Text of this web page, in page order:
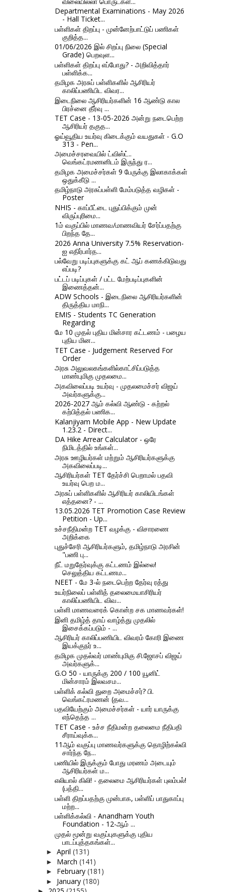
Departmental Examinations - May 2026
- Hall Ticket...
பள்ளிகள் திறப்பு - முன்னேற்பாட்டுப் பணிகள்
குறித்த...
01/06/2026 இல் சிறப்பு நிலை (Special
Grade) பெறவுள...
பள்ளிகள் திறப்பு எப்போது? - அறிவித்தார்
பள்ளிக்க...
தமிழக அரசுப் பள்ளிகளில் ஆசிரியர்
காலிப்பணியிட விவர...
இடைநிலை ஆசிரியர்களின் 16 ஆண்டு கால
பிரச்னை தீர்வு ...
TET Case - 13-05-2026 அன்று நடைபெற்ற
ஆசிரியர் தகுத...
ஓய்வூதிய உயர்வு கிடைக்கும் வயதுகள் - G.O
313 - Pen...
அமைச்சரவையில் ட்விஸ்ட்..
வெங்கட்ரமணனிடம் இருந்து ர...
தமிழக அமைச்சர்கள் 9 பேருக்கு இலாகாக்கள்
ஒதுக்கீடு ...
தமிழ்நாடு அரசுப்பள்ளி மேம்படுத்த வழிகள் -
Poster
NHIS - காப்பீட்டை புதுப்பிக்கும் முன்
விருப்புரிமை...
1ம் வகுப்பில் மாணவ/மாணவியர் சேர்ப்பதற்கு
பிறந்த தே...
2026 Anna University 7.5% Reservation-
ஐ எதிர்பார்த...
பல்வேறு படிப்புகளுக்கு கட் ஆப் கணக்கிடுவது
எப்படி?
பட்டப் படிப்புகள் / பட்ட மேற்படிப்புகளின்
இணைத்தன்...
ADW Schools - இடைநிலை ஆசிரியர்களின்
திருத்திய மாநி...
EMIS - Students TC Generation
Regarding
மே 10 முதல் புதிய மின்சார கட்டணம் - பழைய
புதிய மின...
TET Case - Judgement Reserved For
Order
அரசு அலுவலகங்களில்காட்சிப்படுத்த
மாண்புமிகு முதலமை...
அகவிலைப்படி உயர்வு - முதலமைச்சர் விஜய்
அவர்களுக்கு...
2026-2027 ஆம் கல்வி ஆண்டு - கற்றல்
கற்பித்தல் பணிக...
Kalanjiyam Mobile App - New Update
1.23.2 - Direct...
DA Hike Arrear Calculator - ஒரே
நிமிடத்தில் உங்கள்...
அரசு ஊழியர்கள் மற்றும் ஆசிரியர்களுக்கு
அகவிலைப்படி...
ஆசிரியர்கள் TET தேர்ச்சி பெறாமல் பதவி
உயர்வு பெற ம...
அரசுப் பள்ளிகளில் ஆசிரியர் காலியிடங்கள்
எத்தனை? - ...
13.05.2026 TET Promotion Case Review
Petition - Up...
உச்சநீதிமன்ற TET வழக்கு - விசாரணை
அறிக்கை
புதுச்சேரி ஆசிரியர்களும், தமிழ்நாடு அரசின்
"பணி பு...
நீட் மறுதேர்வுக்கு கட்டணம் இல்லை!
செலுத்திய கட்டணம...
NEET - மே 3-ல் நடைபெற்ற தேர்வு ரத்து
உயர்நிலைப் பள்ளித் தலைமையாசிரியர்
காலிப்பணியிட விவ...
பள்ளி மாணவரைக் கொன்ற சக மாணவர்கள்!
இனி தமிழ்த் தாய் வாழ்த்து முதலில்
இசைக்கப்படும் - ...
ஆசிரியர் காலிப்பணியிட விவரம் கோரி இணை
இயக்குநர் உ...
தமிழக முதல்வர் மாண்புமிகு சி.ஜோசப் விஜய்
அவர்களுக்...
G.O 50 - யாருக்கு 200 / 100 யூனிட்
மின்சாரம் இலவசம...
பள்ளிக் கல்வி துறை அமைச்சர்? பி.
வெங்கட்ரமணன் (தவ...
பதவியேற்கும் அமைச்சர்கள் - யார் யாருக்கு
எந்தெந்த ...
TET Case - உச்ச நீதிமன்ற தலைமை நீதிபதி
சீராய்வுக்க...
11ஆம் வகுப்பு மாணவர்களுக்கு தொழிற்கல்வி
சார்ந்த நே...
பணியில் இருக்கும் போது மரணம் அடையும்
ஆசிரியர்கள் ம...
எலியால் கிலி! - தலைமை ஆசிரியர்கள் புலம்பல்!
(பத்தி...
பள்ளி திறப்பதற்கு முன்பாக, பள்ளிப் பாதுகாப்பு
மற்ற...
பள்ளிக்கல்வி - Anandham Youth
Foundation - 12-ஆம் ...
முதல் மூன்று வகுப்புகளுக்கு புதிய
பாடப்புத்தகங்கள்...
► April (131)
► March (141)
► February (181)
► January (180)